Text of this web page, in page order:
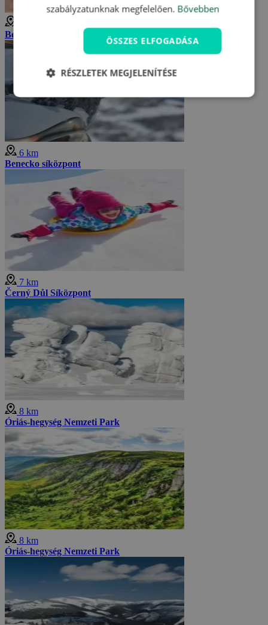
Benecko Síközpont
6 km
Benecko síközpont
7 km
Černý Důl Síközpont
8 km
Óriás-hegység Nemzeti Park
8 km
Óriás-hegység Nemzeti Park
szabályzatunknak megfelelően. Bővebben
ÖSSZES ELFOGADÁSA
RÉSZLETEK MEGJELENÍTÉSE